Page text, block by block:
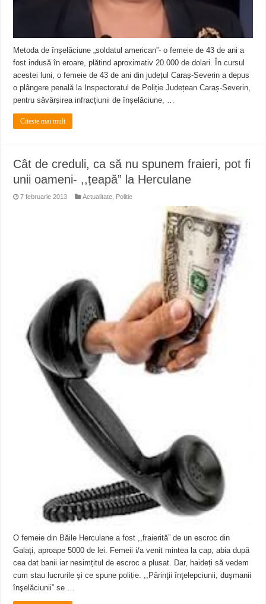
ANUNŢ OPRIRE APĂ în CARANSEBEȘ avarie
ANUNȚ OPRIRE APĂ în Reșița, cartier Țerova – avarie – 04.08.2026
Metoda de înșelăciune „soldatul american”- o femeie de 43 de ani a
fost indusă în eroare, plătind aproximativ 20.000 de dolari. În cursul
acestei luni, o femeie de 43 de ani din județul Caraș-Severin a depus
o plângere penală la Inspectoratul de Poliție Județean Caraș-Severin,
pentru săvârșirea infracțiunii de înșelăciune, …
Citeste mai mult
Cât de creduli, ca să nu spunem fraieri, pot fi
unii oameni- ,,țeapă” la Herculane
7 februarie 2013 Actualitate Politie
O femeie din Băile Herculane a fost ,,fraierită” de un escroc din
Galați, aproape 5000 de lei. Femeii i/a venit mintea la cap, abia după
cea dat banii iar nesimțitul de escroc a plusat. Dar, haideți să vedem
cum stau lucrurile și ce spune poliție. ,,Părinţii înţelepciunii, duşmanii
înşelăciunii” se …